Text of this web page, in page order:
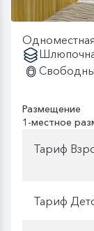
Одноместная
Размещение
1-местное
Тариф
Тариф